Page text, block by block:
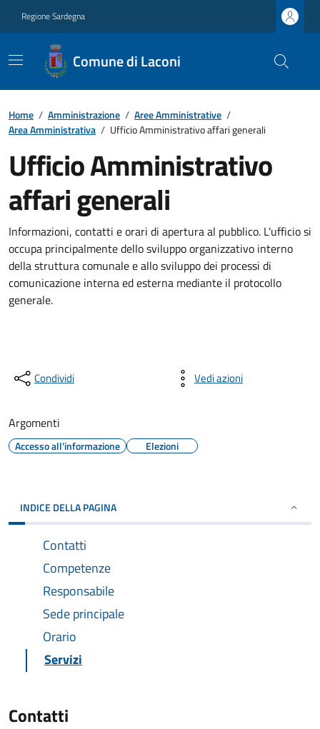
Regione Sardegna
Comune di Laconi
Home / Amministrazione / Aree Amministrative /
Area Amministrativa / Ufficio Amministrativo affari generali
Ufficio Amministrativo
affari generali
Informazioni, contatti e orari di apertura al pubblico. L'ufficio si
occupa principalmente dello sviluppo organizzativo interno
della struttura comunale e allo sviluppo dei processi di
comunicazione interna ed esterna mediante il protocollo
generale.
Condividi Vedi azioni
Argomenti
Accesso all'informazione Elezioni
INDICE DELLA PAGINA
Contatti
Competenze
Responsabile
Sede principale
Orario
Servizi
Contatti